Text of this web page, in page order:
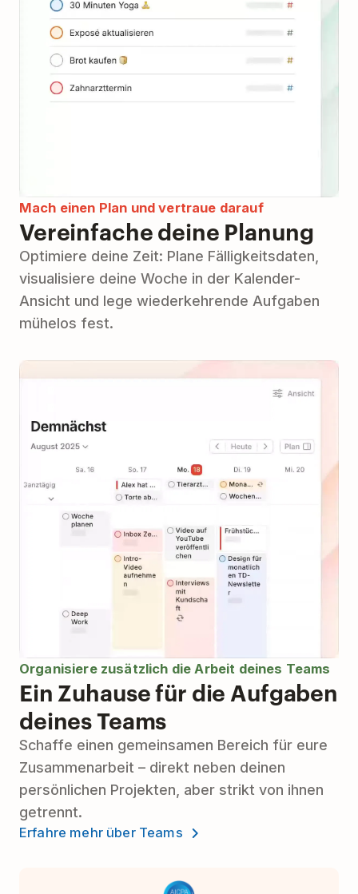
Mach einen Plan und vertraue darauf
Vereinfache deine Planung
Optimiere deine Zeit: Plane Fälligkeitsdaten,
visualisiere deine Woche in der Kalender-
Ansicht und lege wiederkehrende Aufgaben
mühelos fest.
Organisiere zusätzlich die Arbeit deines Teams
Ein Zuhause für die Aufgaben
deines Teams
Schaffe einen gemeinsamen Bereich für eure
Zusammenarbeit – direkt neben deinen
persönlichen Projekten, aber strikt von ihnen
getrennt.
Erfahre mehr über Teams